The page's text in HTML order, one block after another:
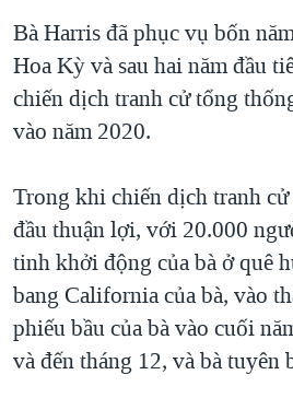
Bà Harris đã phục vụ bốn
Hoa Kỳ và sau hai năm đầu
chiến dịch tranh cử tổng
vào năm 2020.
Trong khi chiến dịch tranh
đầu thuận lợi, với 20.000
tinh khởi động của bà ở quê
bang California của bà, vào
phiếu bầu của bà vào cuối
và đến tháng 12, và bà tuyên